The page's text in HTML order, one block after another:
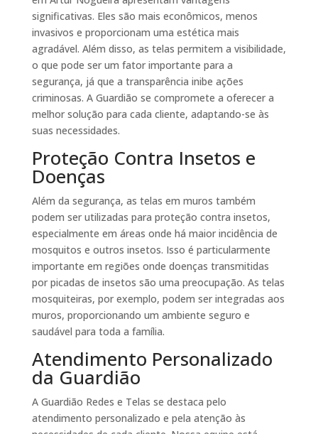
significativas. Eles são mais econômicos, menos
invasivos e proporcionam uma estética mais
agradável. Além disso, as telas permitem a visibilidade,
o que pode ser um fator importante para a
segurança, já que a transparência inibe ações
criminosas. A Guardião se compromete a oferecer a
melhor solução para cada cliente, adaptando-se às
suas necessidades.
Proteção Contra Insetos e
Doenças
Além da segurança, as telas em muros também
podem ser utilizadas para proteção contra insetos,
especialmente em áreas onde há maior incidência de
mosquitos e outros insetos. Isso é particularmente
importante em regiões onde doenças transmitidas
por picadas de insetos são uma preocupação. As telas
mosquiteiras, por exemplo, podem ser integradas aos
muros, proporcionando um ambiente seguro e
saudável para toda a família.
Atendimento Personalizado
da Guardião
A Guardião Redes e Telas se destaca pelo
atendimento personalizado e pela atenção às